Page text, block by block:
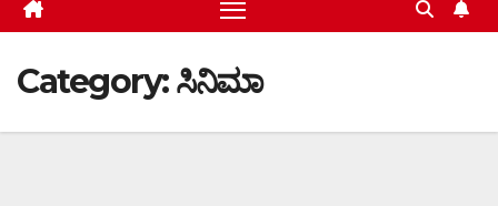
Category:ಸಿನಿಮಾ